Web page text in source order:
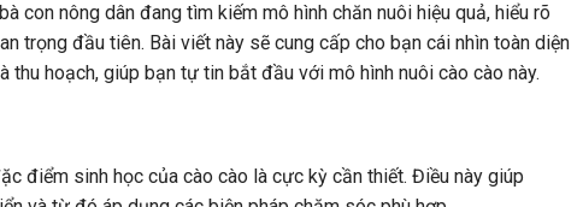
con nông dân đang tìm kiếm mô hình chăn nuôi hiệu quả, hiểu rõ
trọng đầu tiên. Bài viết này sẽ cung cấp cho bạn cái nhìn toàn diện
hoạch, giúp bạn tự tin bắt đầu với mô hình nuôi cào cào này.
điểm sinh học của cào cào là cực kỳ cần thiết. Điều này giúp